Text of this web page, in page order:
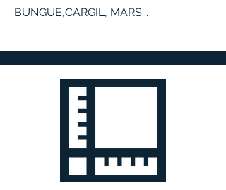
BUNGUE,CARGIL, MARS...